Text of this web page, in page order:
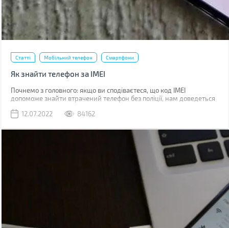
Статті Мобільний телефон Смартфони
Як знайти телефон за IMEI
Почнемо з головного: якщо ви сподіваєтеся, що код IMEI
допоможе знайти втрачений телефон без поліції, нам доведеться
допоможе абсолютно. Якщо його вкрали, IMEI слід повідомити
12.07.2022 84162